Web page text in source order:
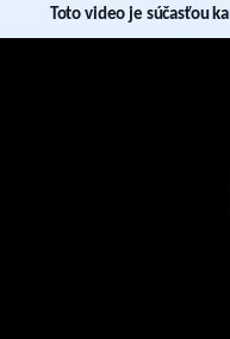
Toto video je súčasťou